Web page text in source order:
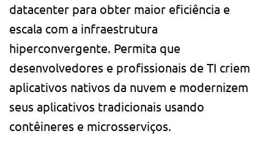
datacenter para obter maior eficiência e
escala com a infraestrutura
hiperconvergente. Permita que
desenvolvedores e profissionais de TI criem
aplicativos nativos da nuvem e modernizem
seus aplicativos tradicionais usando
contêineres e microsserviços.